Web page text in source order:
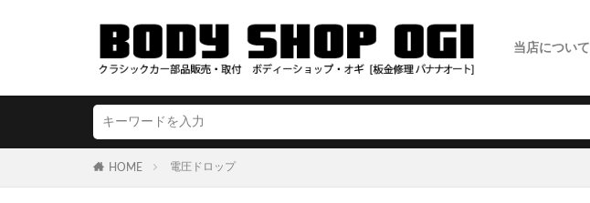
当店について
HOME 電圧ドロップ